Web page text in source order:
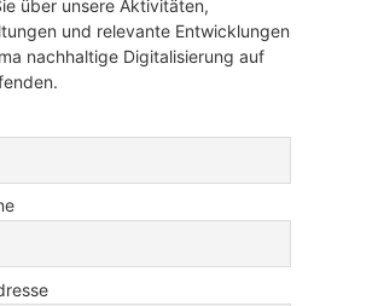
über unsere Aktivitäten,
und relevante Entwicklungen
nachhaltige Digitalisierung auf